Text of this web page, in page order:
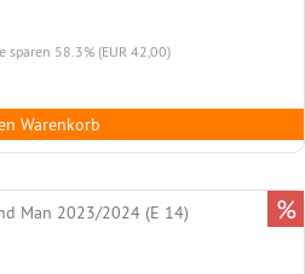
sparen 58.3% (EUR 42,00)
Warenkorb
%